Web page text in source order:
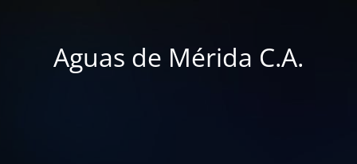
Aguas de Mérida C.A.